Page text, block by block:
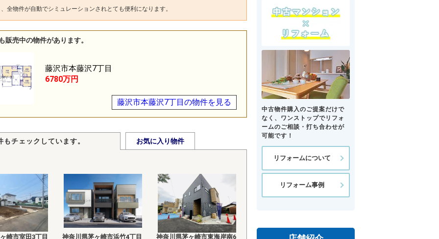
全物件が自動でシミュレーションされとても便利になります。
売中の物件があります。
藤沢市本藤沢7丁目の物件を見る
藤沢市本藤沢7丁目
6780万円
チェックしています。 お気に入り物件
崎市室田3丁目 神奈川県茅ヶ崎市浜竹4丁目 神奈川県茅ヶ崎市東海岸南6
中古物件購入のご提案だけで
なく、ワンストップでリフォ
ームのご相談・打ち合わせが
可能です！
リフォームについて
リフォーム事例